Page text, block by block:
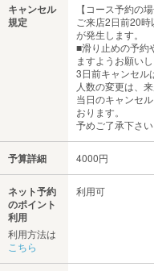
キャンセル
規定
【コース予約の場
ご来店2日前20
が発生します。
■滑り止めの予約
ますようお願い
3日前キャンセル
人数の変更は、
当日のキャンセ
おります。
予めご了承下さい
予算詳細 4000円
ネット予約
のポイント
利用
利用方法は
こちら
利用可